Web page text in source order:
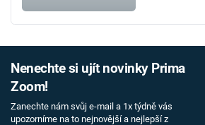
Nenechte si ujít novinky Prima
Zoom!
Zanechte nám svůj e-mail a 1x týdně vás
upozorníme na to nejnovější a nejlepší z